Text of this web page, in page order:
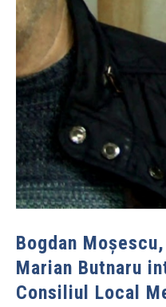
Bogdan
Marian Butnaru
Consiliul Local